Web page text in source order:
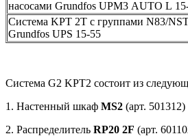
насосами Grundfos UPM3 AUTO L
Система KPT 2T с группами N83/
Grundfos UPS 15-55
Система G2 KPT2 состоит из
1. Настенный шкаф MS2 (арт. 501312)
2. Распределитель RP20 2F (арт.